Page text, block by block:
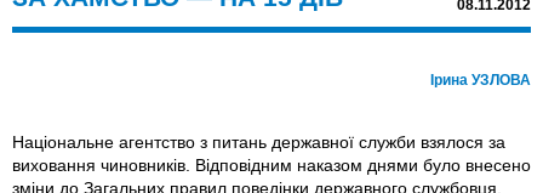
08.11.2012
Ірина УЗЛОВА
Національне агентство з питань державної служби взялося за
виховання чиновників. Відповідним наказом днями було внесено
зміни до Загальних правил поведінки державного службовця.